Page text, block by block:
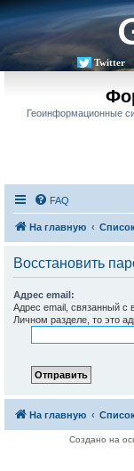
Twitter
Геоинформационные
FAQ
На главную
Восстановить
Адрес email:
Адрес email, связанный с
Личном разделе, то это
На главную
Создано на